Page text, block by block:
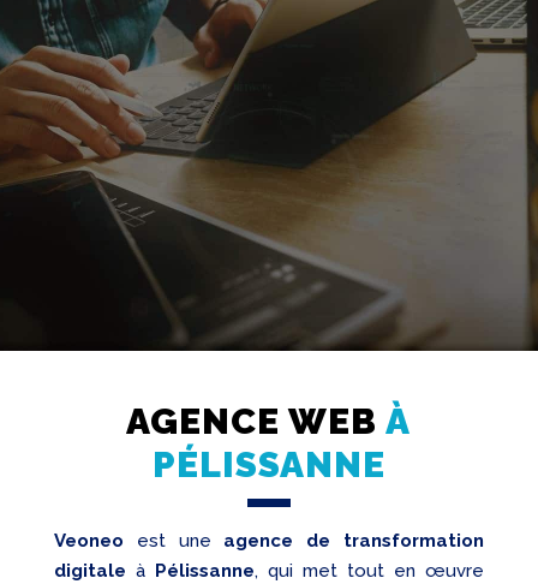
Création
Web
Referencement
Réseaux
sociaux
AGENCE WEBÀ
PÉLISSANNE
Veoneo est une agence de transformation
digitale à Pélissanne, qui met tout en œuvre